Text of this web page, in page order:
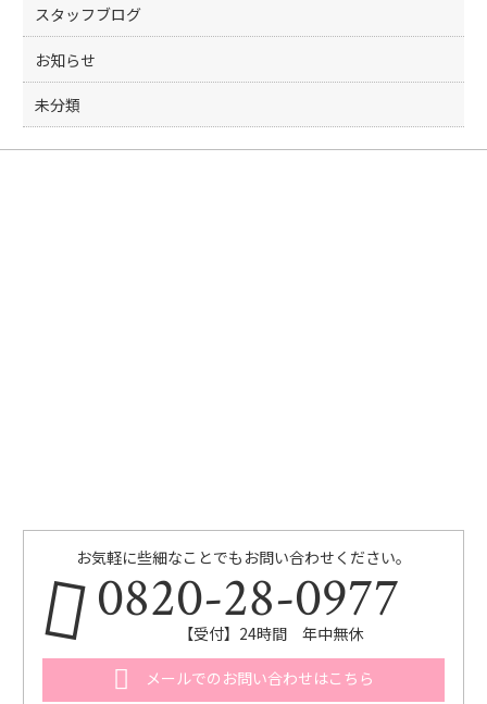
スタッフブログ
お知らせ
未分類
お気軽に些細なことでもお問い合わせください。
0820-28-0977
【受付】24時間 年中無休
メールでのお問い合わせはこちら